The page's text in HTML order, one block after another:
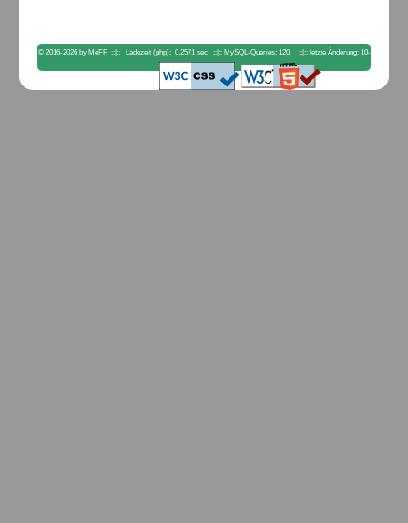
© 2016-2026 by MeFF ::|:: Ladezeit (php): 0.2571 sec ::|:: MySQL-Queries: 120. ::|:: letzte Änderung: 10-